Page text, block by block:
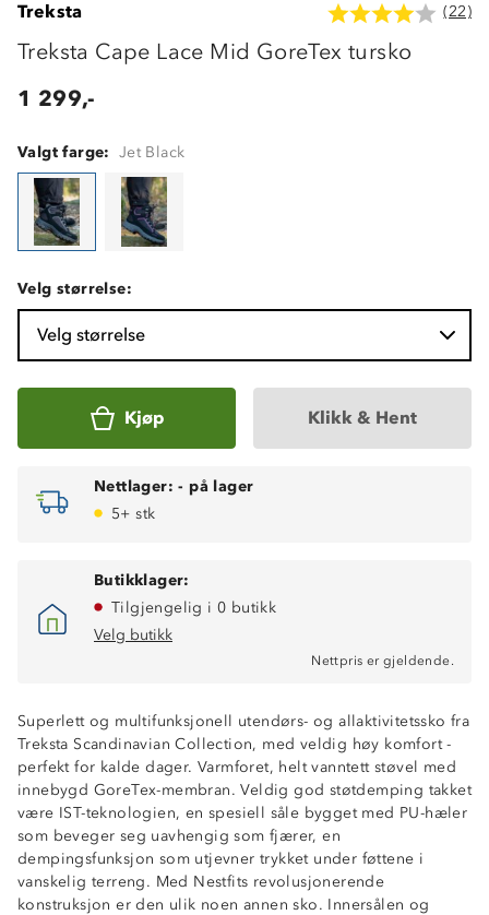
Treksta (22)
Treksta Cape Lace Mid GoreTex tursko
1 299,-
Valgt farge: Jet Black
Velg størrelse:
Velg størrelse
Kjøp Klikk & Hent
Nettlager: - på lager
5+ stk
Butikklager:
Tilgjengelig i 0 butikk
Velg butikk
Nettpris er gjeldende.
Superlett og multifunksjonell utendørs- og allaktivitetssko fra
Treksta Scandinavian Collection, med veldig høy komfort -
perfekt for kalde dager. Varmforet, helt vanntett støvel med
innebygd GoreTex-membran. Veldig god støtdemping takket
være IST-teknologien, en spesiell såle bygget med PU-hæler
som beveger seg uavhengig som fjærer, en
dempingsfunksjon som utjevner trykket under føttene i
vanskelig terreng. Med Nestfits revolusjonerende
konstruksjon er den ulik noen annen sko. Innersålen og